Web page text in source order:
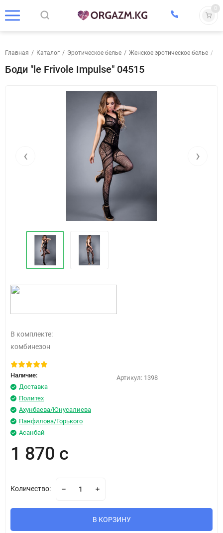
0
Главная / Каталог / Эротическое белье / Женское эротическое белье /
Боди "le Frivole Impulse" 04515
‹ ›
В комплекте:
комбинезон
Наличие:
Доставка
Политех
Ахунбаева/Юнусалиева
Панфилова/Горького
Асанбай
Артикул: 1398
1 870 с
Количество:
В КОРЗИНУ